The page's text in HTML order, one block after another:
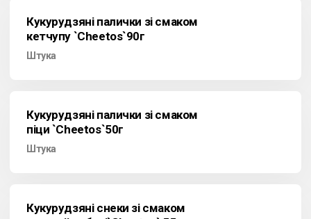
Кукурудзяні палички зі смаком
кетчупу `Cheetos`90г
Штука
Кукурудзяні палички зі смаком
піци `Cheetos`50г
Штука
Кукурудзяні снеки зі смаком